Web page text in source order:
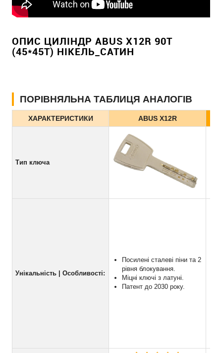
ОПИС ЦИЛІНДР ABUS X12R 90T
(45*45T) НІКЕЛЬ_САТИН
ПОРІВНЯЛЬНА ТАБЛИЦЯ АНАЛОГІВ
ХАРАКТЕРИСТИКИ ABUS X12R
Тип ключа
Унікальність | Особливості:
Посилені сталеві піни та 2
рівня блокування.
Міцні ключі з латуні.
Патент до 2030 року.